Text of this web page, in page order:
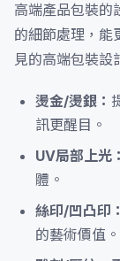
高端產品包裝的
的細節處理，能
見的高端包裝設
燙金/燙銀：
訊更醒目。
UV局部上光：
體。
絲印/凹凸印：
的藝術價值。